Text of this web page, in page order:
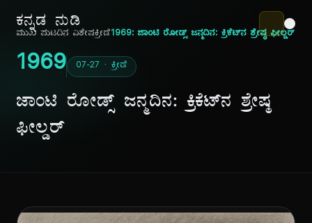
ಕನ್ನಡ ನುಡಿ
ಮುಖ ಪುಟದಿನ ವಿಶೇಷಕ್ರೀಡೆ1969: ಜಾಂಟಿ ರೋಡ್ಸ್ ಜನ್ಮದಿನ: ಕ್ರಿಕೆಟ್‌ನ ಶ್ರೇಷ್ಠ ಫೀಲ್ಡರ್
1969 07-27 · ಕ್ರೀಡೆ
ಜಾಂಟಿ ರೋಡ್ಸ್ ಜನ್ಮದಿನ: ಕ್ರಿಕೆಟ್‌ನ ಶ್ರೇಷ್ಠ
ಫೀಲ್ಡರ್